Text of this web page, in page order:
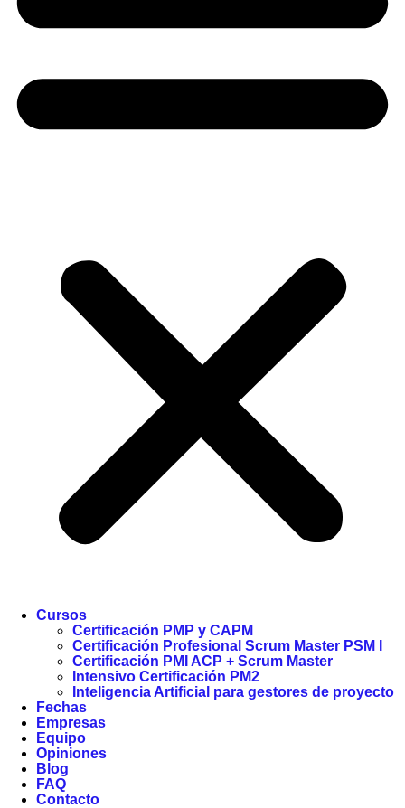
Cursos
Certificación PMP y CAPM
Certificación Profesional Scrum Master PSM I
Certificación PMI ACP + Scrum Master
Intensivo Certificación PM2
Inteligencia Artificial para gestores de proyecto
Fechas
Empresas
Equipo
Opiniones
Blog
FAQ
Contacto